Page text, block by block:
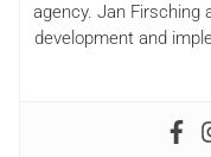
agency. Jan Firsching
development and